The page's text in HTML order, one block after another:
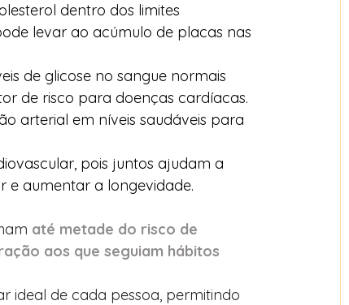
dentro dos limites
levar ao acúmulo de placas nas
de glicose no sangue normais
de risco para doenças cardíacas.
arterial em níveis saudáveis para
pois juntos ajudam a
e aumentar a longevidade.
até metade do risco de
aos que seguiam hábitos
ideal de cada pessoa, permitindo